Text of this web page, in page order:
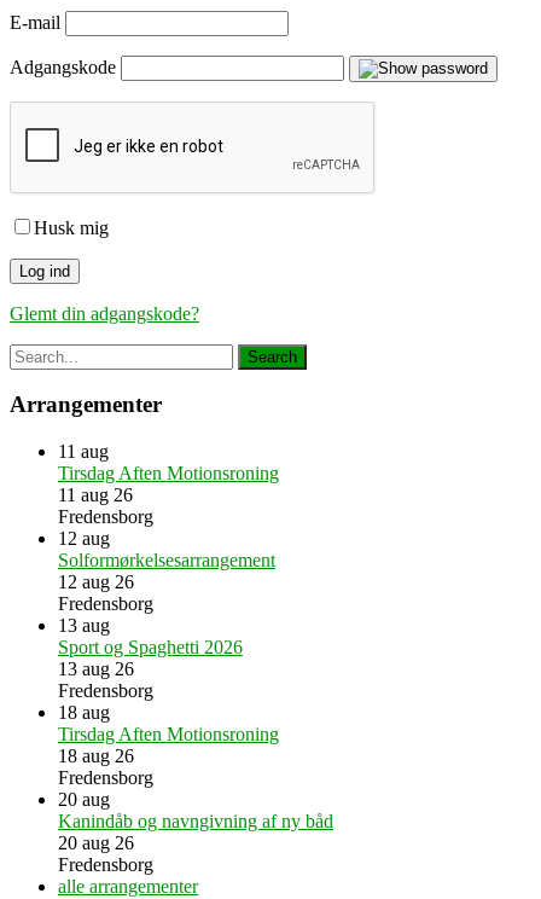
E-mail
Adgangskode
Husk mig
Glemt din adgangskode?
Arrangementer
11 aug
Tirsdag Aften Motionsroning
11 aug 26
Fredensborg
12 aug
Solformørkelsesarrangement
12 aug 26
Fredensborg
13 aug
Sport og Spaghetti 2026
13 aug 26
Fredensborg
18 aug
Tirsdag Aften Motionsroning
18 aug 26
Fredensborg
20 aug
Kanindåb og navngivning af ny båd
20 aug 26
Fredensborg
alle arrangementer